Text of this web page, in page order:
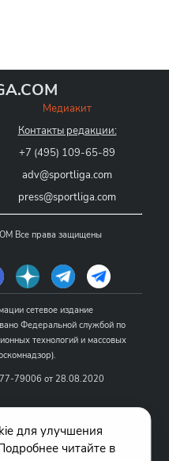
Медиакит
Контакты редакции:
+7 (495) 109-65-89
adv@sportliga.com
press@sportliga.com
Все права защищены
сетевое издание
Федеральной службой по
технологий и массовых
79006 от 28.08.2020
ИП Чамин
для улучшения
читайте в